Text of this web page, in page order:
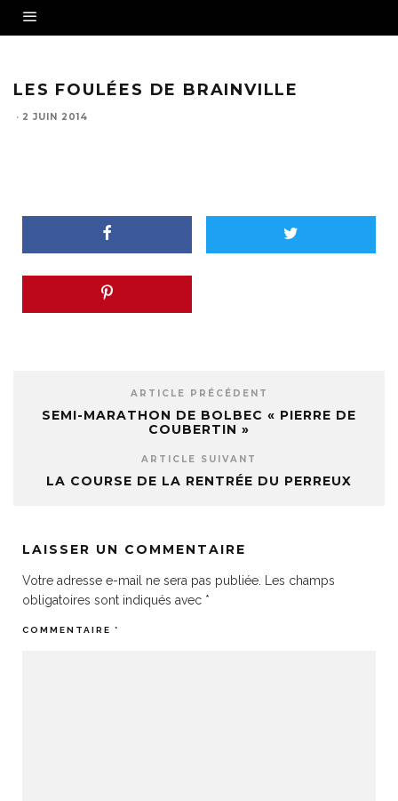
LES FOULÉES DE BRAINVILLE
· 2 JUIN 2014
ARTICLE PRÉCÉDENT
SEMI-MARATHON DE BOLBEC « PIERRE DE
COUBERTIN »
ARTICLE SUIVANT
LA COURSE DE LA RENTRÉE DU PERREUX
LAISSER UN COMMENTAIRE
Votre adresse e-mail ne sera pas publiée.
Les champs
obligatoires sont indiqués avec *
COMMENTAIRE *